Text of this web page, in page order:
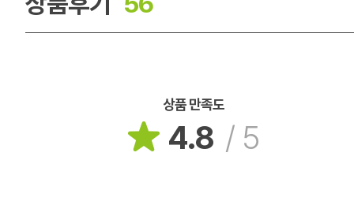
상품 만족도
4.8 / 5